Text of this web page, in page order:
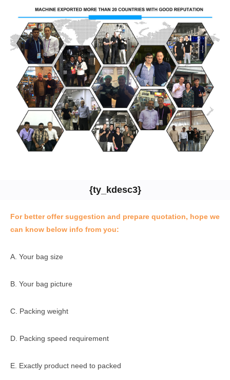
{ty_kdesc3}
For better offer suggestion and prepare quotation, hope we
can know below info from you:
A. Your bag size
B. Your bag picture
C. Packing weight
D. Packing speed requirement
E. Exactly product need to packed